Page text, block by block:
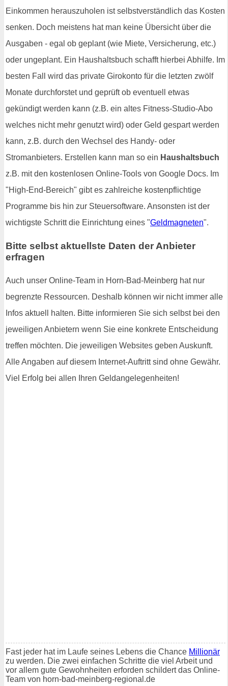
Einkommen herauszuholen ist selbstverständlich das Kosten
senken. Doch meistens hat man keine Übersicht über die
Ausgaben - egal ob geplant (wie Miete, Versicherung, etc.)
oder ungeplant. Ein Haushaltsbuch schafft hierbei Abhilfe. Im
besten Fall wird das private Girokonto für die letzten zwölf
Monate durchforstet und geprüft ob eventuell etwas
gekündigt werden kann (z.B. ein altes Fitness-Studio-Abo
welches nicht mehr genutzt wird) oder Geld gespart werden
kann, z.B. durch den Wechsel des Handy- oder
Stromanbieters. Erstellen kann man so ein Haushaltsbuch
z.B. mit den kostenlosen Online-Tools von Google Docs. Im
"High-End-Bereich" gibt es zahlreiche kostenpflichtige
Programme bis hin zur Steuersoftware. Ansonsten ist der
wichtigste Schritt die Einrichtung eines "Geldmagneten".
Bitte selbst aktuellste Daten der Anbieter
erfragen
Auch unser Online-Team in Horn-Bad-Meinberg hat nur
begrenzte Ressourcen. Deshalb können wir nicht immer alle
Infos aktuell halten. Bitte informieren Sie sich selbst bei den
jeweiligen Anbietern wenn Sie eine konkrete Entscheidung
treffen möchten. Die jeweiligen Websites geben Auskunft.
Alle Angaben auf diesem Internet-Auftritt sind ohne Gewähr.
Viel Erfolg bei allen Ihren Geldangelegenheiten!
Fast jeder hat im Laufe seines Lebens die Chance Millionär
zu werden. Die zwei einfachen Schritte die viel Arbeit und
vor allem gute Gewohnheiten erforden schildert das Online-
Team von horn-bad-meinberg-regional.de